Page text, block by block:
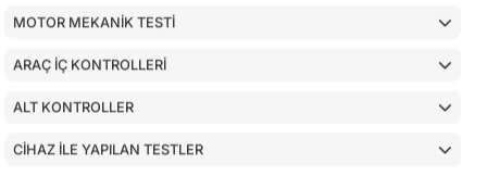
MOTOR MEKANİK TESTİ
ARAÇ İÇ KONTROLLERİ
ALT KONTROLLER
CİHAZ İLE YAPILAN TESTLER